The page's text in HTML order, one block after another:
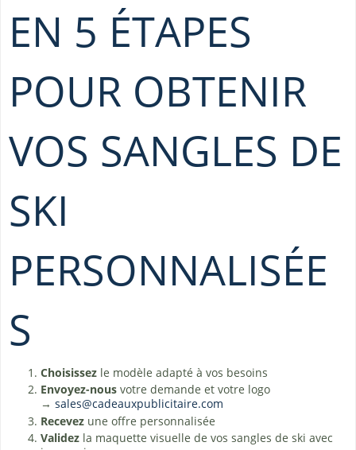
EN 5 ÉTAPES
POUR OBTENIR
VOS SANGLES DE
SKI
PERSONNALISÉE
S
Choisissez le modèle adapté à vos besoins
Envoyez-nous votre demande et votre logo
→ sales@cadeauxpublicitaire.com
Recevez une offre personnalisée
Validez la maquette visuelle de vos sangles de ski avec